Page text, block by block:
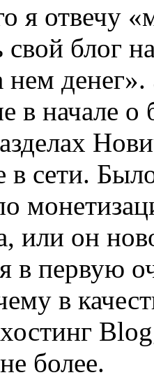
я отвечу
свой блог
нем
в начале
сети.
или он
в первую
в
более.